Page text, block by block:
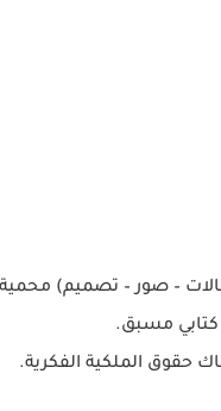
– صور – تصميم) محمية
كتابي مسبق.
حقوق الملكية الفكرية.